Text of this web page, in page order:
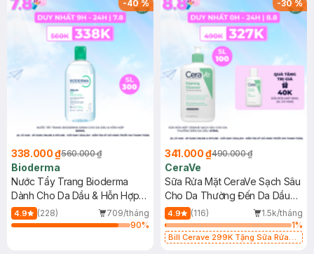
-40%
338.000 ₫560.000 ₫
Bioderma
Nước Tẩy Trang Bioderma
Dành Cho Da Dầu & Hỗn Hợp
500ml
4.9 (228)
709/tháng
90%
-30%
341.000 ₫490.000 ₫
CeraVe
Sữa Rửa Mặt CeraVe Sạch Sâu
Cho Da Thường Đến Da Dầu
473ml
4.9 (116)
1.5k/tháng
1%
Bill Cerave 299K Tặng Sữa Rửa